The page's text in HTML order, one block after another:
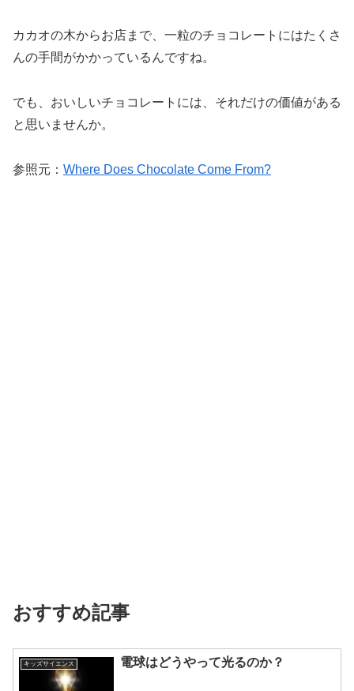
カカオの木からお店まで、一粒のチョコレートにはたくさ
んの手間がかかっているんですね。
でも、おいしいチョコレートには、それだけの価値がある
と思いませんか。
参照元： Where Does Chocolate Come From?
おすすめ記事
キッズサイエンス 電球はどうやって光るのか？